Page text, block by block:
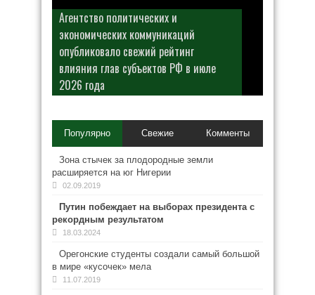
Агентство политических и
экономических коммуникаций
опубликовало свежий рейтинг
влияния глав субъектов РФ в июле
2026 года
Популярно Свежие Комменты
Зона стычек за плодородные земли
расширяется на юг Нигерии
02.09.2019
Путин побеждает на выборах президента с
рекордным результатом
18.03.2024
Орегонские студенты создали самый большой
в мире «кусочек» мела
11.07.2019